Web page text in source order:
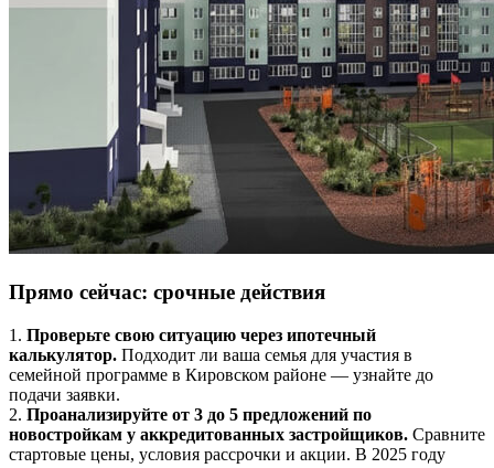
Прямо сейчас: срочные действия
1. Проверьте свою ситуацию через ипотечный
калькулятор. Подходит ли ваша семья для участия в
семейной программе в Кировском районе — узнайте до
подачи заявки.
2. Проанализируйте от 3 до 5 предложений по
новостройкам у аккредитованных застройщиков. Сравните
стартовые цены, условия рассрочки и акции. В 2025 году